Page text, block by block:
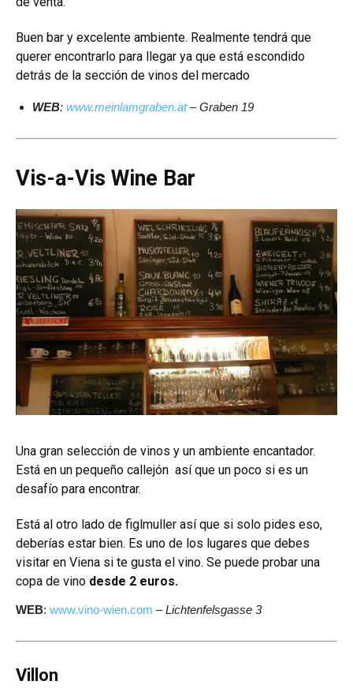
Buen bar y excelente ambiente. Realmente tendrá que
querer encontrarlo para llegar ya que está escondido
detrás de la sección de vinos del mercado
WEB: www.meinlamgraben.at– Graben 19
Vis-a-Vis Wine Bar
Una gran selección de vinos y un ambiente encantador.
Está en un pequeño callejón así que un poco si es un
desafío para encontrar.
Está al otro lado de figlmuller así que si solo pides eso,
deberías estar bien. Es uno de los lugares que debes
visitar en Viena si te gusta el vino. Se puede probar una
copa de vino desde 2 euros.
WEB: www.vino-wien.com –Lichtenfelsgasse 3
Villon